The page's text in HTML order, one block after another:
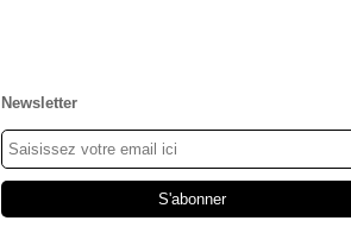
Newsletter